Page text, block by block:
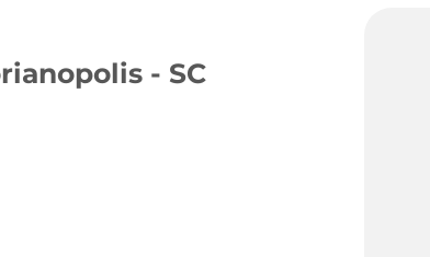
- SC